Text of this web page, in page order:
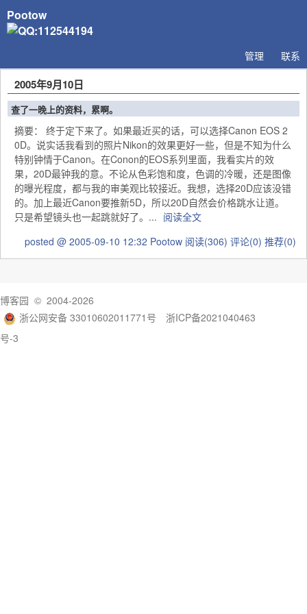
Pootow
联系
管理
2005年9月10日
查了一晚上的资料，累啊。
摘要： 终于定下来了。如果最近买的话，可以选择Canon EOS 2
0D。说实话我看到的照片Nikon的效果更好一些，但是不知为什么
特别钟情于Canon。在Conon的EOS系列里面，我看实片的效
果，20D最钟我的意。不论从色彩饱和度，色调的冷暖，还是图像
的曝光程度，都与我的审美观比较接近。我想，选择20D应该没错
的。加上最近Canon要推新5D，所以20D自然会价格跳水让道。
只是希望镜头也一起跳就好了。... 阅读全文
posted @ 2005-09-10 12:32 Pootow 阅读(306) 评论(0) 推荐(0)
博客园 © 2004-2026
浙公网安备 33010602011771号
浙ICP备2021040463
号-3